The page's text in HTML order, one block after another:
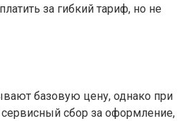
за гибкий тариф, но не
базовую цену, однако при
сбор за оформление,